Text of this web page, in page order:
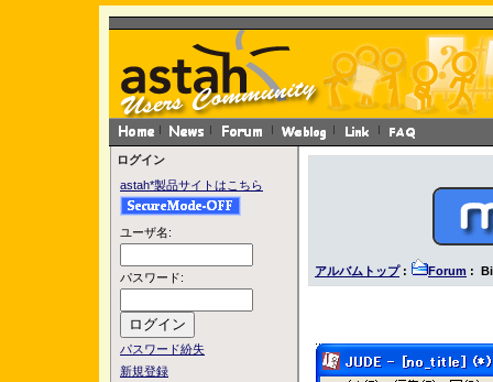
ログイン
astah*製品サイトはこちら
ユーザ名:
パスワード:
パスワード紛失
新規登録
アルバムトップ: Forum :